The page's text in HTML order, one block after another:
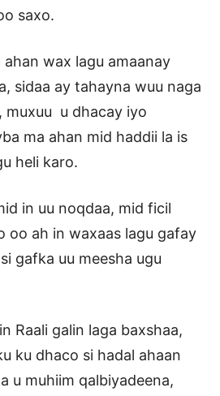
saxo.
ahan wax lagu amaanay
sidaa ay tahayna wuu naga
muxuu u dhacay iyo
ma ahan mid haddii la is
heli karo.
in uu noqdaa, mid ficil
oo ah in waxaas lagu gafay
gafka uu meesha ugu
Raali galin laga baxshaa,
ku dhaco si hadal ahaan
u muhiim qalbiyadeena,